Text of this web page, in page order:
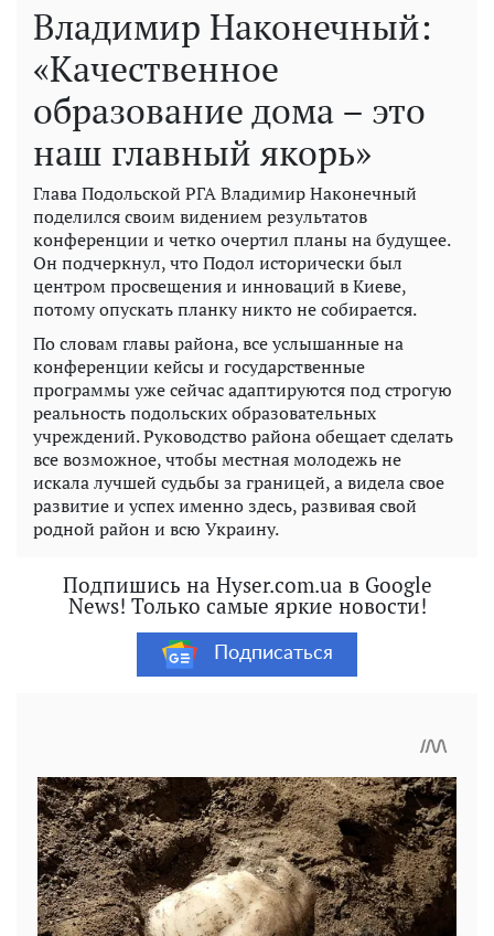
Владимир Наконечный:
«Качественное
образование дома – это
наш главный якорь»
Глава Подольской РГА Владимир Наконечный
поделился своим видением результатов
конференции и четко очертил планы на будущее.
Он подчеркнул, что Подол исторически был
центром просвещения и инноваций в Киеве,
потому опускать планку никто не собирается.
По словам главы района, все услышанные на
конференции кейсы и государственные
программы уже сейчас адаптируются под строгую
реальность подольских образовательных
учреждений. Руководство района обещает сделать
все возможное, чтобы местная молодежь не
искала лучшей судьбы за границей, а видела свое
развитие и успех именно здесь, развивая свой
родной район и всю Украину.
Подпишись на Hyser.com.ua в Google
News! Только самые яркие новости!
Подписаться